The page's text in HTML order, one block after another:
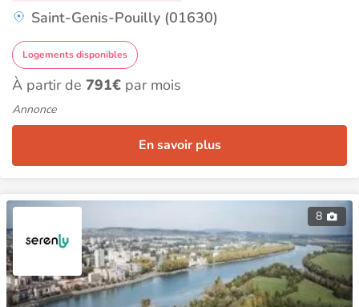
Saint-Genis-Pouilly (01630)
Logements disponibles
À partir de 791€ par mois
Annonce
En savoir plus
8